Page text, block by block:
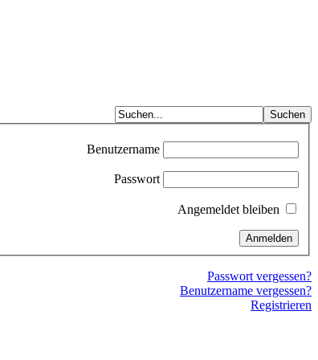
Benutzername
Passwort
Angemeldet bleiben
Passwort vergessen?
Benutzername vergessen?
Registrieren